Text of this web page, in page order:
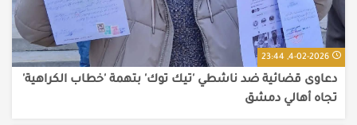
4-02-2026, 23:44
دعاوى قضائية ضد ناشطي 'تيك توك' بتهمة 'خطاب الكراهية'
تجاه أهالي دمشق